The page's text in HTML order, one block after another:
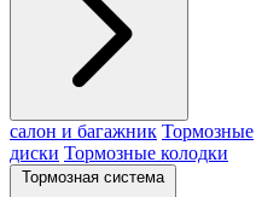
салон и багажник Тормозные
диски Тормозные колодки
Тормозная система